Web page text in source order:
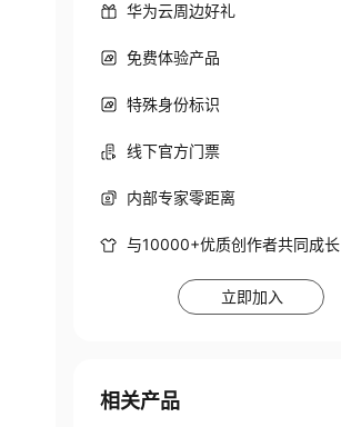
华为云周边好礼
免费体验产品
特殊身份标识
线下官方门票
内部专家零距离
与10000+优质创作者共同成长
立即加入
相关产品